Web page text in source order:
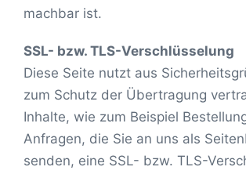
machbar ist.
SSL- bzw. TLS-Verschlüsselung
Diese Seite nutzt aus
zum Schutz der Übertragung
Inhalte, wie zum Beispiel
Anfragen, die Sie an uns als
senden, eine SSL- bzw. TLS-